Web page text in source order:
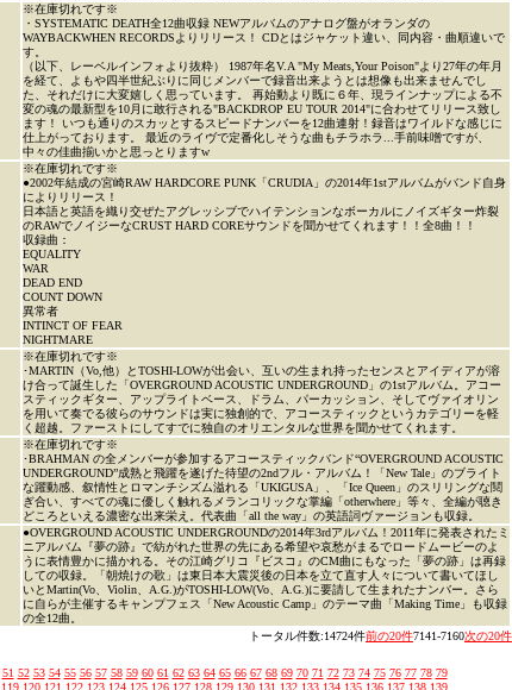
※在庫切れです※
・SYSTEMATIC DEATH全12曲収録 NEWアルバムのアナログ盤がオランダの
WAYBACKWHEN RECORDSよりリリース！ CDとはジャケット違い、同内容・曲順違いで
す。
（以下、レーベルインフォより抜粋） 1987年名V.A "My Meats,Your Poison"より27年の年月
を経て、よもや四半世紀ぶりに同じメンバーで録音出来ようとは想像も出来ませんでし
た、それだけに大変嬉しく思っています。 再始動より既に６年、現ラインナップによる不
変の魂の最新型を10月に敢行される"BACKDROP EU TOUR 2014"に合わせてリリース致し
ます！ いつも通りのスカッとするスピードナンバーを12曲連射！録音はワイルドな感じに
仕上がっております。 最近のライヴで定番化しそうな曲もチラホラ...手前味噌ですが、
中々の佳曲揃いかと思っとりますw
※在庫切れです※
●2002年結成の宮崎RAW HARDCORE PUNK「CRUDIA」の2014年1stアルバムがバンド自身
によりリリース！
日本語と英語を織り交ぜたアグレッシブでハイテンションなボーカルにノイズギター炸裂
のRAWでノイジーなCRUST HARD COREサウンドを聞かせてくれます！！全8曲！！
収録曲：
EQUALITY
WAR
DEAD END
COUNT DOWN
異常者
INTINCT OF FEAR
NIGHTMARE
※在庫切れです※
･MARTIN（Vo,他）とTOSHI-LOWが出会い、互いの生まれ持ったセンスとアイディアが溶
け合って誕生した「OVERGROUND ACOUSTIC UNDERGROUND」の1stアルバム。アコー
スティックギター、アップライトベース、ドラム、パーカッション、そしてヴァイオリン
を用いて奏でる彼らのサウンドは実に独創的で、アコースティックというカテゴリーを軽
く超越。ファーストにしてすでに独自のオリエンタルな世界を聞かせてくれます。
※在庫切れです※
･BRAHMAN の全メンバーが参加するアコースティックバンド“OVERGROUND ACOUSTIC
UNDERGROUND”成熟と飛躍を遂げた待望の2ndフル・アルバム！「New Tale」のブライト
な躍動感、叙情性とロマンチシズム溢れる「UKIGUSA」、「Ice Queen」のスリリングな鬩
ぎ合い、すべての魂に優しく触れるメランコリックな掌編「otherwhere」等々、全編が聴き
どころといえる濃密な出来栄え。代表曲「all the way」の英語詞ヴァージョンも収録。
●OVERGROUND ACOUSTIC UNDERGROUNDの2014年3rdアルバム！2011年に発表されたミ
ニアルバム『夢の跡』で紡がれた世界の先にある希望や哀愁がまるでロードムービーのよ
うに表情豊かに描かれる。その江崎グリコ『ビスコ』のCM曲にもなった「夢の跡」は再録
しての収録。「朝焼けの歌」は東日本大震災後の日本を立て直す人々について書いてほし
いとMartin(Vo、Violin、A.G.)がTOSHI-LOW(Vo、A.G.)に要請して生まれたナンバー。さら
に自らが主催するキャンプフェス「New Acoustic Camp」のテーマ曲「Making Time」も収録
の全12曲。
トータル件数:14724件前の20件7141-7160次の20件
51 52 53 54 55 56 57 58 59 60 61 62 63 64 65 66 67 68 69 70 71 72 73 74 75 76 77 78 79
119 120 121 122 123 124 125 126 127 128 129 130 131 132 133 134 135 136 137 138 139